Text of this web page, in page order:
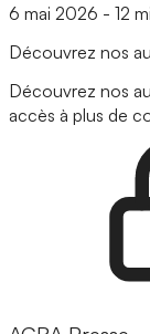
6 mai 2026 - 12
Découvrez nos
Découvrez nos
accès à plus de